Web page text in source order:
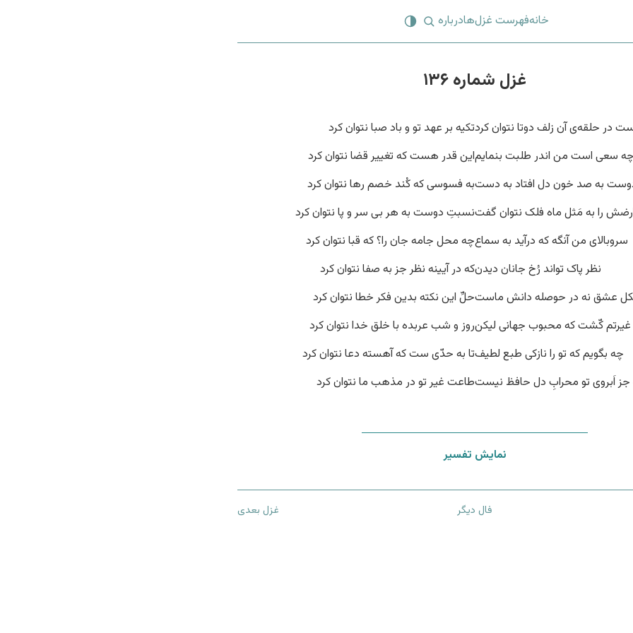
خانهفهرست غزل‌هادرباره
غزل شماره ۱۳۶
در حلقه‌ی آن زلف دوتا نتوان کردتکیه بر عهد تو و باد صبا نتوان کرد
سعی است من اندر طلبت بنمایماین قدر هست که تغییر قضا نتوان کرد
به صد خون دل افتاد به دستبه فسوسی که کُند خصم رها نتوان کرد
را به مَثل ماه فلک نتوان گفتنسبتِ دوست به هر بی سر و پا نتوان کرد
سروبالای من آنگه که درآید به سماعچه محل جامه جان را؟ که قبا نتوان کرد
نظر پاک تواند رُخ جانان دیدنکه در آیینه نظر جز به صفا نتوان کرد
عشق نه در حوصله دانش ماستحلِّ این نکته بدین فکر خطا نتوان کرد
غیرتم کّشت که محبوب جهانی لیکنروز و شب عربده با خلق خدا نتوان کرد
چه بگویم که تو را نازکی طبع لطیفتا به حدّی ست که آهسته دعا نتوان کرد
جز اَبروی تو محرابِ دل حافظ نیستطاعت غیر تو در مذهب ما نتوان کرد
نمایش تفسیر
فال دیگر غزل بعدی